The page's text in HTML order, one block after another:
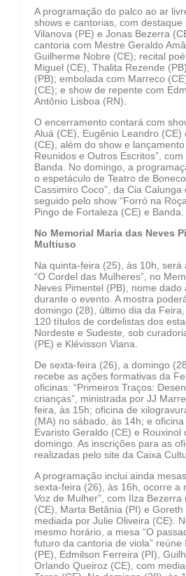
A programação do palco ao ar
shows e cantorias, com destaque
Vilanova (PE) e Jonas Bezerra
cantoria com Mestre Geraldo
Guilherme Nobre (CE); recital
Miguel (CE), Thalita Rezende
(PB); embolada com Marreco
(CE); e show de repente com
Antônio Lisboa (RN).
O encerramento contará com
Aluá (CE), Eugênio Leandro (CE)
(CE), além do show e
Reunidos e Outros Escritos”,
Banda. No domingo, a
o espetáculo de Teatro de
Cassimiro Coco”, da Cia Calunga
seguido pelo show “Forró na
Pingo de Fortaleza (CE) e Banda.
No Memorial Maria das Neves
Multiuso
Na quinta-feira (25), às 10h, será
“O Cordel das Mulheres”, no
Neves Pimentel (PB), nome dado
durante o evento. A mostra
domingo (28), último dia da
120 títulos de cordelistas dos
Nordeste e Sudeste, sob
(PE) e Klévisson Viana.
De sexta-feira (26), a domingo
recebe as ações formativas da
oficinas: “Primeiros Traços:
crianças”, ministrada por JJ
feira, às 15h; oficina de
(MA) no sábado, às 14h; e
Evaristo Geraldo (CE) e Rouxinol
domingo. As inscrições para as
realizadas pelo site da Caixa
A programação inclui ainda
sexta-feira (26), às 16h, ocorre a
Voz de Mulher”, com Ilza
(CE), Marta Betânia (PI) e Goreth
mediada por Julie Oliveira (CE).
mesmo horário, a mesa “O
futuro da cantoria de viola” reúne
(PE), Edmilson Ferreira (PI),
Orlando Queiroz (CE), com